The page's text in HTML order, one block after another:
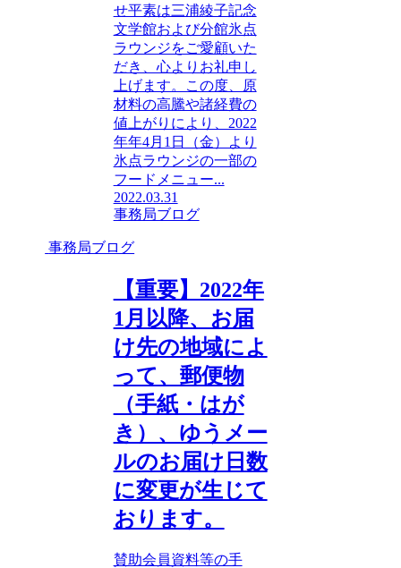
せ平素は三浦綾子記念
文学館および分館氷点
ラウンジをご愛顧いた
だき、心よりお礼申し
上げます。この度、原
材料の高騰や諸経費の
値上がりにより、2022
年年4月1日（金）より
氷点ラウンジの一部の
フードメニュー...
2022.03.31
事務局ブログ
事務局ブログ
【重要】2022年
1月以降、お届
け先の地域によ
って、郵便物
（手紙・はが
き）、ゆうメー
ルのお届け日数
に変更が生じて
おります。
賛助会員資料等の手